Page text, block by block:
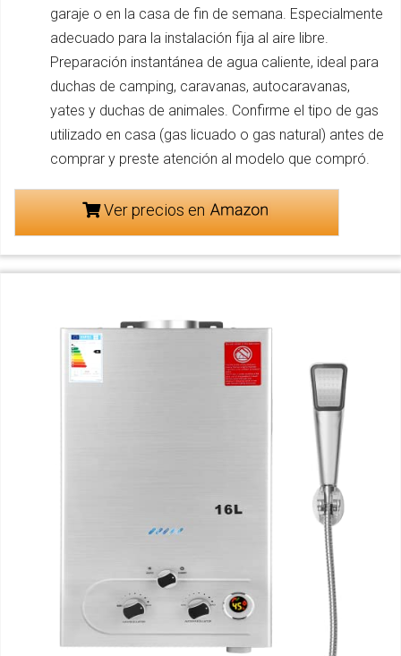
garaje o en la casa de fin de semana. Especialmente
adecuado para la instalación fija al aire libre.
Preparación instantánea de agua caliente, ideal para
duchas de camping, caravanas, autocaravanas,
yates y duchas de animales. Confirme el tipo de gas
utilizado en casa (gas licuado o gas natural) antes de
comprar y preste atención al modelo que compró.
Ver precios en